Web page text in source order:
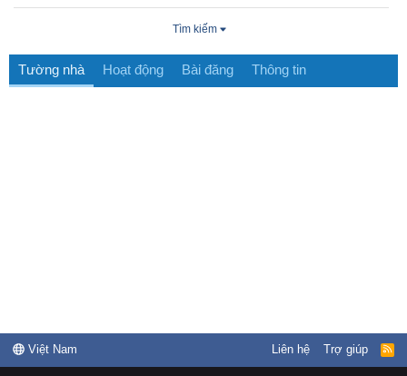
Tìm kiếm
Tường nhà Hoạt động Bài đăng Thông tin
Việt Nam Liên hệ Trợ giúp
R